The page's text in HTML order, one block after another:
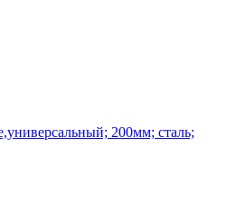
200мм; сталь;